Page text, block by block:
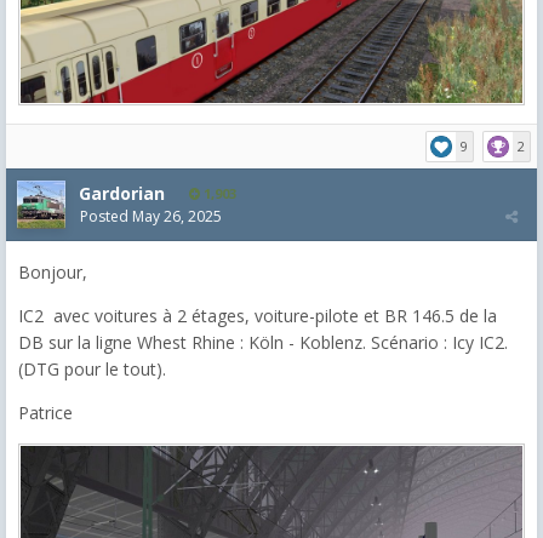
9 2
Gardorian 1,903
Posted May 26, 2025
Bonjour,
IC2 avec voitures à 2 étages, voiture-pilote et BR 146.5 de la
DB sur la ligne Whest Rhine : Köln - Koblenz. Scénario : Icy IC2.
(DTG pour le tout).
Patrice